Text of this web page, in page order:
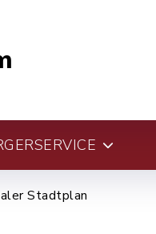
Stadtplan